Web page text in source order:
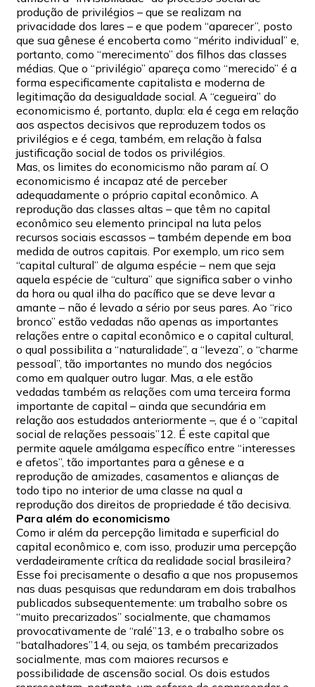
produção de privilégios – que se realizam na
privacidade dos lares – e que podem “aparecer”, posto
que sua gênese é encoberta como “mérito individual” e,
portanto, como “merecimento” dos filhos das classes
médias. Que o “privilégio” apareça como “merecido” é a
forma especificamente capitalista e moderna de
legitimação da desigualdade social. A “cegueira” do
economicismo é, portanto, dupla: ela é cega em relação
aos aspectos decisivos que reproduzem todos os
privilégios e é cega, também, em relação à falsa
justificação social de todos os privilégios.
Mas, os limites do economicismo não param aí. O
economicismo é incapaz até de perceber
adequadamente o próprio capital econômico. A
reprodução das classes altas – que têm no capital
econômico seu elemento principal na luta pelos
recursos sociais escassos – também depende em boa
medida de outros capitais. Por exemplo, um rico sem
“capital cultural” de alguma espécie – nem que seja
aquela espécie de “cultura” que significa saber o vinho
da hora ou qual ilha do pacífico que se deve levar a
amante – não é levado a sério por seus pares. Ao “rico
bronco” estão vedadas não apenas as importantes
relações entre o capital econômico e o capital cultural,
o qual possibilita a “naturalidade”, a “leveza”, o “charme
pessoal”, tão importantes no mundo dos negócios
como em qualquer outro lugar. Mas, a ele estão
vedadas também as relações com uma terceira forma
importante de capital – ainda que secundária em
relação aos estudados anteriormente –, que é o “capital
social de relações pessoais”12. É este capital que
permite aquele amálgama específico entre “interesses
e afetos”, tão importantes para a gênese e a
reprodução de amizades, casamentos e alianças de
todo tipo no interior de uma classe na qual a
reprodução dos direitos de propriedade é tão decisiva.
Para além do economicismo
Como ir além da percepção limitada e superficial do
capital econômico e, com isso, produzir uma percepção
verdadeiramente crítica da realidade social brasileira?
Esse foi precisamente o desafio a que nos propusemos
nas duas pesquisas que redundaram em dois trabalhos
publicados subsequentemente: um trabalho sobre os
“muito precarizados” socialmente, que chamamos
provocativamente de “ralé”13, e o trabalho sobre os
“batalhadores”14, ou seja, os também precarizados
socialmente, mas com maiores recursos e
possibilidade de ascensão social. Os dois estudos